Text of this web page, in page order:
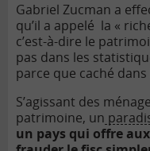
Gabriel Zucman a
qu’il a appelé la «
c’est-à-dire le
pas dans les
parce que caché
S’agissant des
patrimoine, un
un pays qui offre